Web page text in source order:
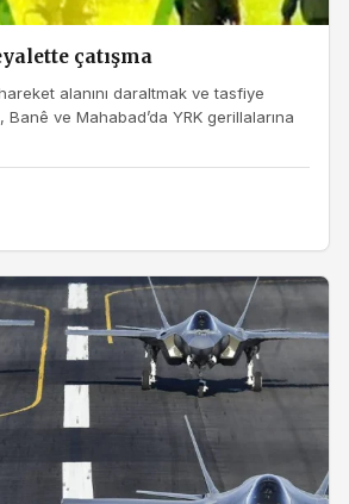
çatışma
alanını daraltmak ve tasfiye
ve Mahabad’da YRK gerillalarına